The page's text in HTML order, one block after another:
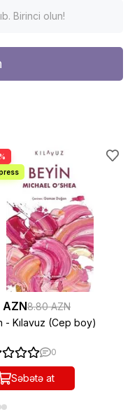
Birinci olun!
AZN8.80 AZN
- Kılavuz (Cep boy)
0
Səbətə at